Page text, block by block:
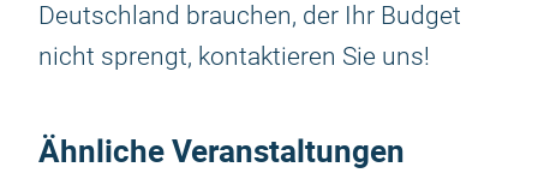
Deutschland brauchen, der Ihr Budget
nicht sprengt, kontaktieren Sie uns!
Ähnliche Veranstaltungen